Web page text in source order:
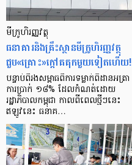
មីក្រូ​ហិរញ្ញវត្ថុ
ធនាគារ​និង​គ្រឹះស្ថាន​មីក្រូ​ហិរញ្ញវត្ថុ​
ជួប«គ្រោះ»ក្តៅ​គគុក​មួយ​ទៀត​ហើយ!
បន្ទាប់​ពី​រង​សម្ពាធ​​ពី​ការ​ទម្លាក់​ពិដាន​អត្រា​
ការ​ប្រាក់ ១៨​% ដែល​កំណត់​ដោយ​
រដ្ឋាភិបាល​កម្ពុជា កាល​ពី​ពេល​ថ្មីៗ​នេះ
ឥឡូវ​នេះ ធនាគ…